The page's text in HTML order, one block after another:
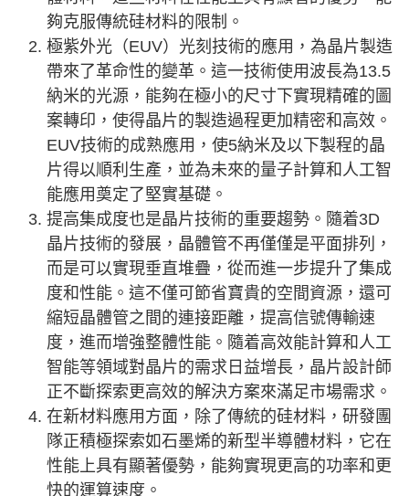
夠克服傳統硅材料的限制。
極紫外光（EUV）光刻技術的應用，為晶片製造
帶來了革命性的變革。這一技術使用波長為13.5
納米的光源，能夠在極小的尺寸下實現精確的圖
案轉印，使得晶片的製造過程更加精密和高效。
EUV技術的成熟應用，使5納米及以下製程的晶
片得以順利生產，並為未來的量子計算和人工智
能應用奠定了堅實基礎。
提高集成度也是晶片技術的重要趨勢。隨着3D
晶片技術的發展，晶體管不再僅僅是平面排列，
而是可以實現垂直堆疊，從而進一步提升了集成
度和性能。這不僅可節省寶貴的空間資源，還可
縮短晶體管之間的連接距離，提高信號傳輸速
度，進而增強整體性能。隨着高效能計算和人工
智能等領域對晶片的需求日益增長，晶片設計師
正不斷探索更高效的解決方案來滿足市場需求。
在新材料應用方面，除了傳統的硅材料，研發團
隊正積極探索如石墨烯的新型半導體材料，它在
性能上具有顯著優勢，能夠實現更高的功率和更
快的運算速度。